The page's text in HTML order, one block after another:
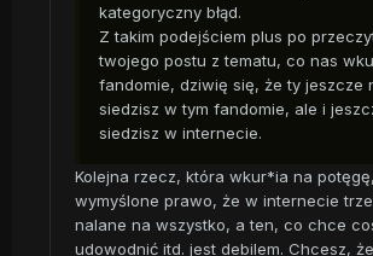
kategoryczny błąd.
Z takim podejściem plus po
twojego postu z tematu, co nas
fandomie, dziwię się, że ty jeszcze
siedzisz w tym fandomie, ale i
siedzisz w internecie.
Kolejna rzecz, która wkur*ia na
wymyślone prawo, że w internecie
nalane na wszystko, a ten, co chce
udowodnić itd. jest debilem. Chcesz,